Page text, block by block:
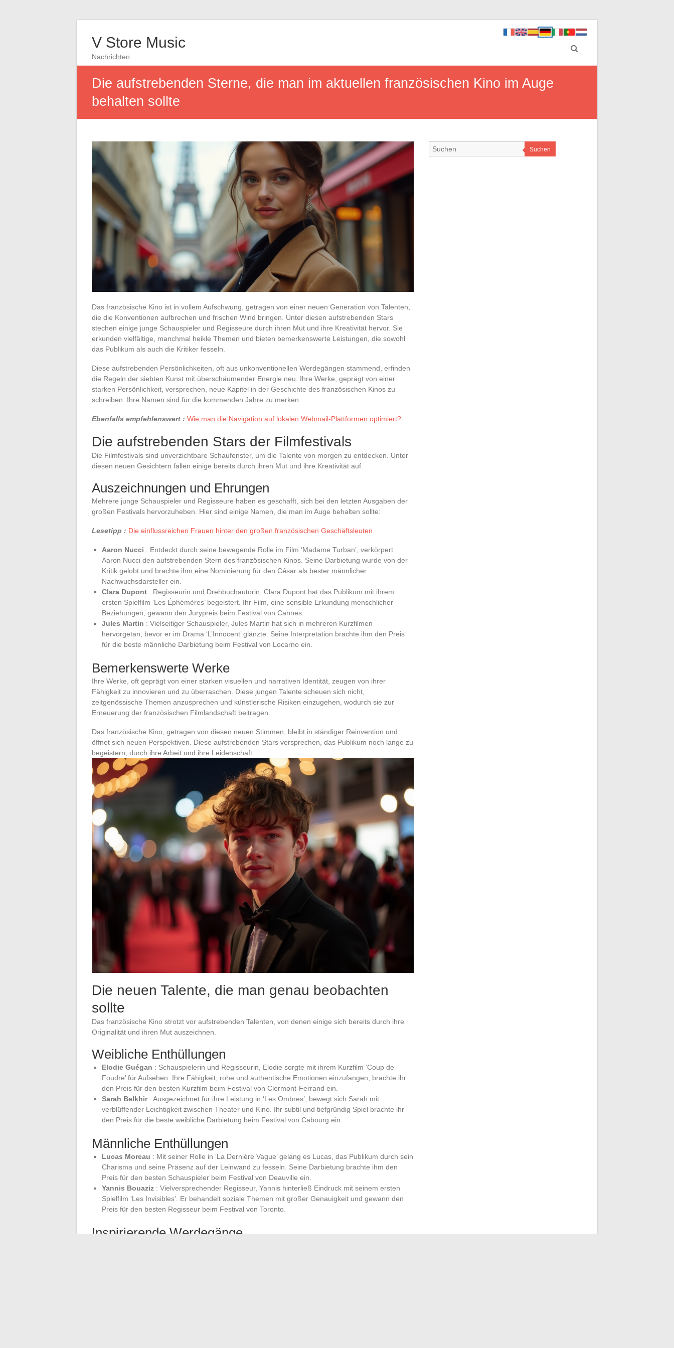
V Store Music
Nachrichten
Die aufstrebenden Sterne, die man im aktuellen französischen Kino im Auge
behalten sollte
Das französische Kino ist in vollem Aufschwung, getragen von einer neuen Generation von Talenten,
die die Konventionen aufbrechen und frischen Wind bringen. Unter diesen aufstrebenden Stars
stechen einige junge Schauspieler und Regisseure durch ihren Mut und ihre Kreativität hervor. Sie
erkunden vielfältige, manchmal heikle Themen und bieten bemerkenswerte Leistungen, die sowohl
das Publikum als auch die Kritiker fesseln.
Diese aufstrebenden Persönlichkeiten, oft aus unkonventionellen Werdegängen stammend, erfinden
die Regeln der siebten Kunst mit überschäumender Energie neu. Ihre Werke, geprägt von einer
starken Persönlichkeit, versprechen, neue Kapitel in der Geschichte des französischen Kinos zu
schreiben. Ihre Namen sind für die kommenden Jahre zu merken.
Ebenfalls empfehlenswert : Wie man die Navigation auf lokalen Webmail-Plattformen optimiert?
Die aufstrebenden Stars der Filmfestivals
Die Filmfestivals sind unverzichtbare Schaufenster, um die Talente von morgen zu entdecken. Unter
diesen neuen Gesichtern fallen einige bereits durch ihren Mut und ihre Kreativität auf.
Auszeichnungen und Ehrungen
Mehrere junge Schauspieler und Regisseure haben es geschafft, sich bei den letzten Ausgaben der
großen Festivals hervorzuheben. Hier sind einige Namen, die man im Auge behalten sollte:
Lesetipp : Die einflussreichen Frauen hinter den großen französischen Geschäftsleuten
Aaron Nucci : Entdeckt durch seine bewegende Rolle im Film ‘Madame Turban’, verkörpert
Aaron Nucci den aufstrebenden Stern des französischen Kinos. Seine Darbietung wurde von der
Kritik gelobt und brachte ihm eine Nominierung für den César als bester männlicher
Nachwuchsdarsteller ein.
Clara Dupont : Regisseurin und Drehbuchautorin, Clara Dupont hat das Publikum mit ihrem
ersten Spielfilm ‘Les Éphémères’ begeistert. Ihr Film, eine sensible Erkundung menschlicher
Beziehungen, gewann den Jurypreis beim Festival von Cannes.
Jules Martin : Vielseitiger Schauspieler, Jules Martin hat sich in mehreren Kurzfilmen
hervorgetan, bevor er im Drama ‘L’Innocent’ glänzte. Seine Interpretation brachte ihm den Preis
für die beste männliche Darbietung beim Festival von Locarno ein.
Bemerkenswerte Werke
Ihre Werke, oft geprägt von einer starken visuellen und narrativen Identität, zeugen von ihrer
Fähigkeit zu innovieren und zu überraschen. Diese jungen Talente scheuen sich nicht,
zeitgenössische Themen anzusprechen und künstlerische Risiken einzugehen, wodurch sie zur
Erneuerung der französischen Filmlandschaft beitragen.
Das französische Kino, getragen von diesen neuen Stimmen, bleibt in ständiger Reinvention und
öffnet sich neuen Perspektiven. Diese aufstrebenden Stars versprechen, das Publikum noch lange zu
begeistern, durch ihre Arbeit und ihre Leidenschaft.
Die neuen Talente, die man genau beobachten
sollte
Das französische Kino strotzt vor aufstrebenden Talenten, von denen einige sich bereits durch ihre
Originalität und ihren Mut auszeichnen.
Weibliche Enthüllungen
Elodie Guégan : Schauspielerin und Regisseurin, Elodie sorgte mit ihrem Kurzfilm ‘Coup de
Foudre’ für Aufsehen. Ihre Fähigkeit, rohe und authentische Emotionen einzufangen, brachte ihr
den Preis für den besten Kurzfilm beim Festival von Clermont-Ferrand ein.
Sarah Belkhir: Ausgezeichnet für ihre Leistung in ‘Les Ombres’, bewegt sich Sarah mit
verblüffender Leichtigkeit zwischen Theater und Kino. Ihr subtil und tiefgründig Spiel brachte ihr
den Preis für die beste weibliche Darbietung beim Festival von Cabourg ein.
Männliche Enthüllungen
Lucas Moreau : Mit seiner Rolle in ‘La Dernière Vague’ gelang es Lucas, das Publikum durch sein
Charisma und seine Präsenz auf der Leinwand zu fesseln. Seine Darbietung brachte ihm den
Preis für den besten Schauspieler beim Festival von Deauville ein.
Yannis Bouaziz : Vielversprechender Regisseur, Yannis hinterließ Eindruck mit seinem ersten
Spielfilm ‘Les Invisibles’. Er behandelt soziale Themen mit großer Genauigkeit und gewann den
Preis für den besten Regisseur beim Festival von Toronto.
Inspirierende Werdegänge
Suchen